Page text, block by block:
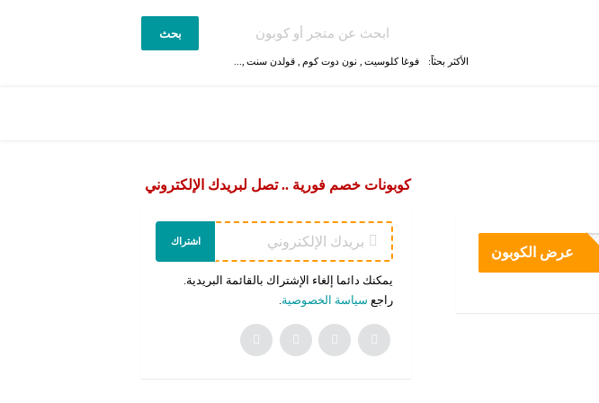
بحث
الأكثر بحثاً: فوغا كلوسيت نون دوت كوم قولدن سنت
عرض الكوبون
كوبونات خصم فورية .. تصل لبريدك الإلكتروني
اشتراك
يمكنك دائما إلغاء الإشتراك بالقائمة البريدية.
راجع سياسة الخصوصية